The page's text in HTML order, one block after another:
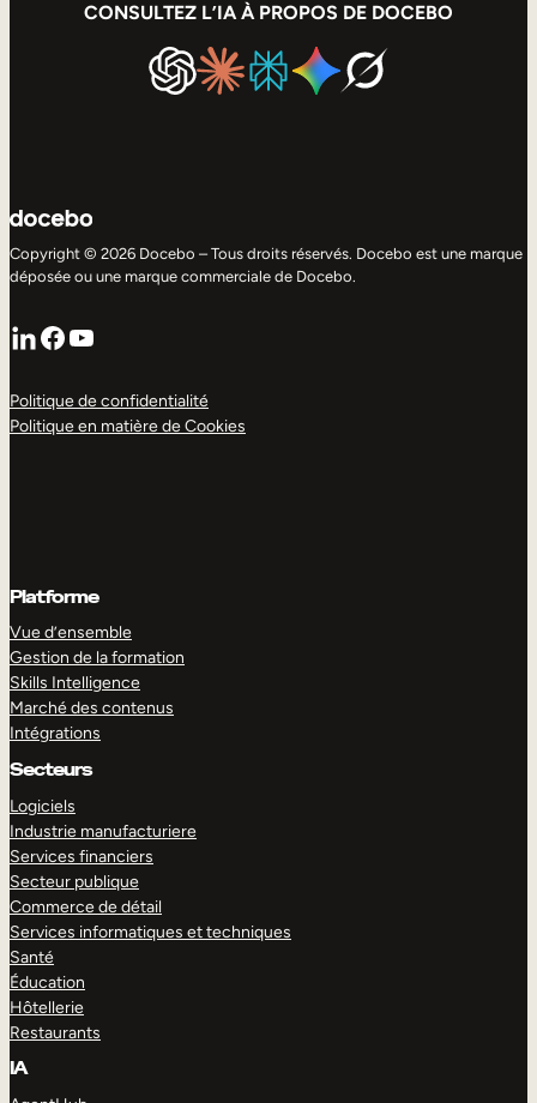
CONSULTEZ L’IA À PROPOS DE DOCEBO
Copyright © 2026 Docebo – Tous droits réservés. Docebo est une marque
déposée ou une marque commerciale de Docebo.
LinkedIn
Facebook
YouTube
Politique de confidentialité
Politique en matière de Cookies
Platforme
Vue d’ensemble
Gestion de la formation
Skills Intelligence
Marché des contenus
Intégrations
Secteurs
Logiciels
Industrie manufacturiere
Services financiers
Secteur publique
Commerce de détail
Services informatiques et techniques
Santé
Éducation
Hôtellerie
Restaurants
IA